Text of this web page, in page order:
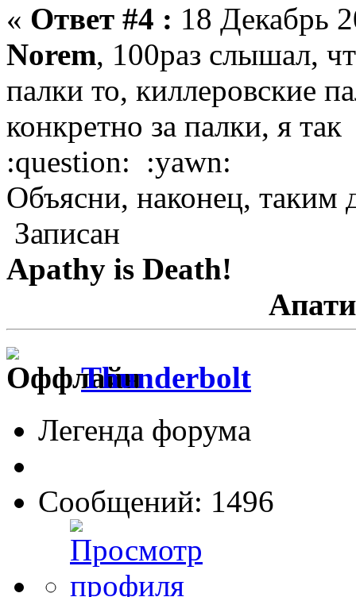
« Ответ #4 : 18 Декабрь
Norem, 100раз слышал,
палки то, киллеровские
конкретно за палки, я
:question: :yawn:
Объясни, наконец, таким
Записан
Apathy is Death!
Апатия -
Thunderbolt
Легенда форума
Сообщений: 1496